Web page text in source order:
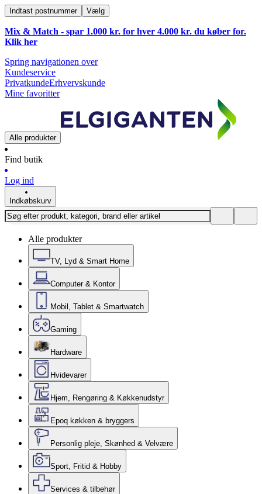
Indtast postnummer Vælg
Mix & Match - spar 1.000 kr. for hver 4.000 kr. du køber for.
Klik her
Spring navigationen over
Kundeservice
PrivatkundeErhvervskunde
Mine favoritter
Alle produkter
Find butik
Log ind
Indkøbskurv
Alle produkter
TV, Lyd & Smart Home
Computer & Kontor
Mobil, Tablet & Smartwatch
Gaming
Hardware
Hvidevarer
Hjem, Rengøring & Køkkenudstyr
Epoq køkken & bryggers
Personlig pleje, Skønhed & Velvære
Sport, Fritid & Hobby
Services & tilbehør